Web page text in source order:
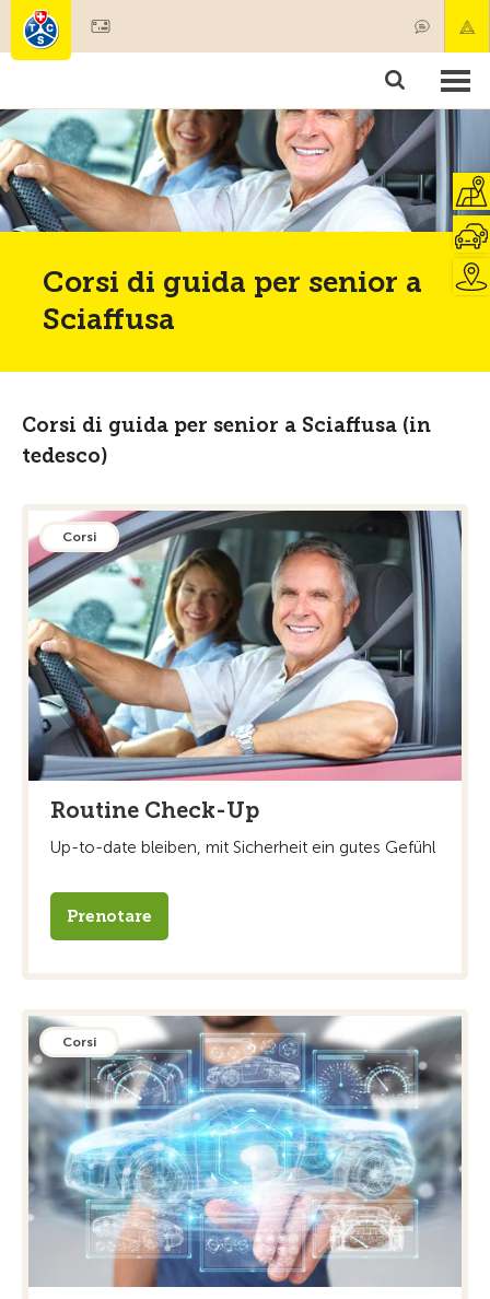
Societariato & prestazioni
Test, sicurezza & salute
Corsi di guida per senior a
Sciaffusa
Corsi di guida per senior a Sciaffusa (in
tedesco)
Corsi
Routine Check-Up
Up-to-date bleiben, mit Sicherheit ein gutes Gefühl
Prenotare
Corsi